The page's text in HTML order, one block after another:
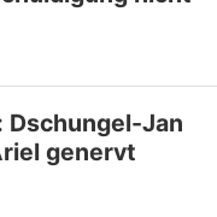
Dschungel-Jan
genervt